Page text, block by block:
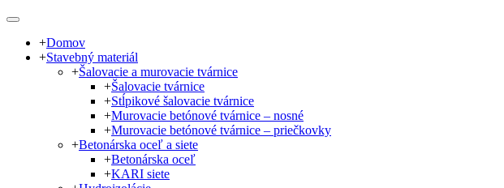
+Domov
+Stavebný materiál
+Šalovacie a murovacie tvárnice
+Šalovacie tvárnice
+Stĺpikové šalovacie tvárnice
+Murovacie betónové tvárnice – nosné
+Murovacie betónové tvárnice – priečkovky
+Betonárska oceľ a siete
+Betonárska oceľ
+KARI siete